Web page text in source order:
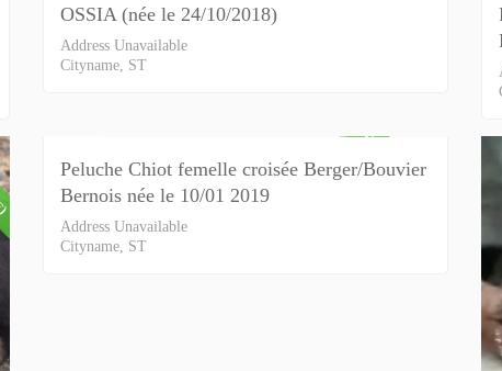
OSSIA (née le 24/10/2018)
Address Unavailable
Cityname, ST
DÉJÀ ADOPTÉ(E)
Peluche Chiot femelle croisée Berger/Bouvier
Bernois née le 10/01 2019
Address Unavailable
Cityname, ST